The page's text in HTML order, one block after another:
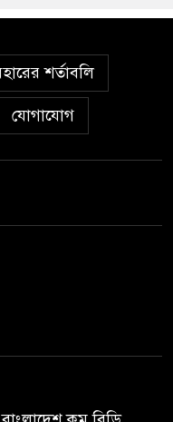
শর্তাবলি
যোগাযোগ